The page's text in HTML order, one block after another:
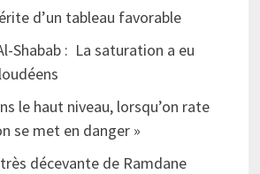
d’un tableau favorable
Shabab : La saturation a eu
le haut niveau, lorsqu’on rate
se met en danger »
décevante de Ramdane